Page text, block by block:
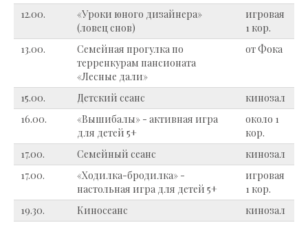
12.00.
«Уроки юного дизайнера»
(ловец снов)
игровая
1 кор.
13.00.
Семейная прогулка по
терренкурам пансионата
«Лесные дали»
от Фока
15.00. Детский сеанс
кинозал
16.00.
«Вышибалы» - активная игра
для детей 5+
около 1
кор.
17.00.
Семейный сеанс
кинозал
17.00.
«Ходилка-бродилка» -
настольная игра для детей 5+
игровая
1 кор.
19.30.
Киносеанс кинозал